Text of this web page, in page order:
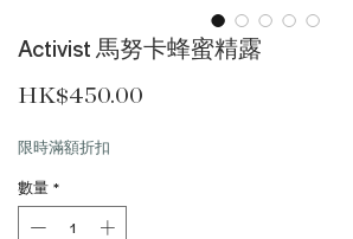
Activist 馬努卡蜂蜜精露
HK$450.00
限時滿額折扣
數量 *